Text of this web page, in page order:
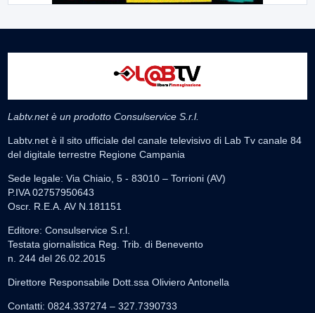
Labtv.net è un prodotto Consulservice S.r.l.
Labtv.net è il sito ufficiale del canale televisivo di Lab Tv canale 84
del digitale terrestre Regione Campania
Sede legale: Via Chiaio, 5 - 83010 – Torrioni (AV)
P.IVA 02757950643
Oscr. R.E.A. AV N.181151
Editore: Consulservice S.r.l.
Testata giornalistica Reg. Trib. di Benevento
n. 244 del 26.02.2015
Direttore Responsabile Dott.ssa Oliviero Antonella
Contatti: 0824.337274 – 327.7390733